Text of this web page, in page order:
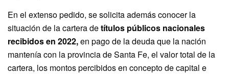
En el extenso pedido, se solicita además conocer la
situación de la cartera detítulos públicos nacionales
recibidos en 2022,en pago de la deuda que la nación
mantenía con la provincia de Santa Fe, el valor total de la
cartera, los montos percibidos en concepto de capital e